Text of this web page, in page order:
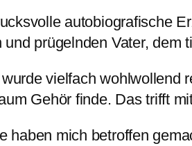
autobiografische
und prügelnden Vater, dem
vielfach wohlwollend
Gehör finde. Das trifft
haben mich betroffen